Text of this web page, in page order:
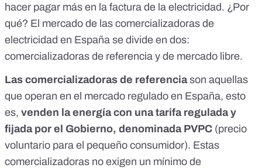
hacer pagar más en la factura de la electricidad. ¿Por
qué? El mercado de las comercializadoras de
electricidad en España se divide en dos:
comercializadoras de referencia y de mercado libre.
Las comercializadoras de referenciason aquellas
que operan en el mercado regulado en España, esto
es, venden la energía con una tarifa regulada y
fijada por el Gobierno, denominada PVPC (precio
voluntario para el pequeño consumidor). Estas
comercializadoras no exigen un mínimo de